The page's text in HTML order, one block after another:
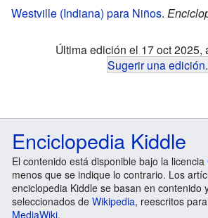
Westville (Indiana) para Niños.
Última edición el 17 oct 2025,
Sugerir una edición.
Enciclopedia Kiddle
El contenido está disponible bajo la licencia
menos que se indique lo contrario. Los
enciclopedia Kiddle se basan en contenido
seleccionados de Wikipedia, reescritos
MediaWiki.